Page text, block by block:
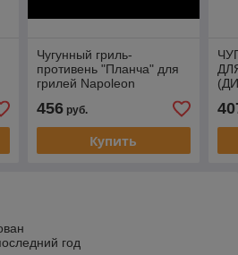
Чугунный гриль-
противень "Планча" для
грилей Napoleon
425/525/625 (глянцевый)
456руб.
Купить
год